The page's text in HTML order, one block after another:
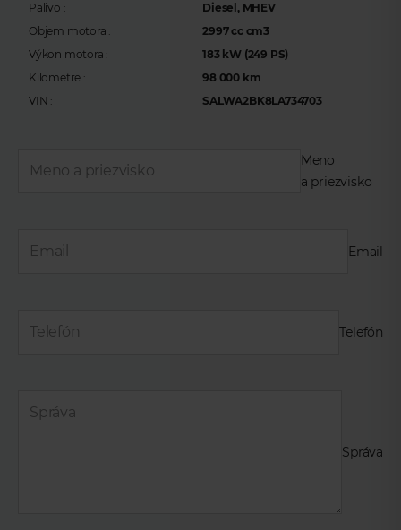
Palivo :
Diesel, MHEV
Objem motora :
2997 cc cm3
Výkon motora :
183 kW (249 PS)
Kilometre :
98 000 km
VIN :
SALWA2BK8LA734703
Meno
a priezvisko
Email
Telefón
Správa